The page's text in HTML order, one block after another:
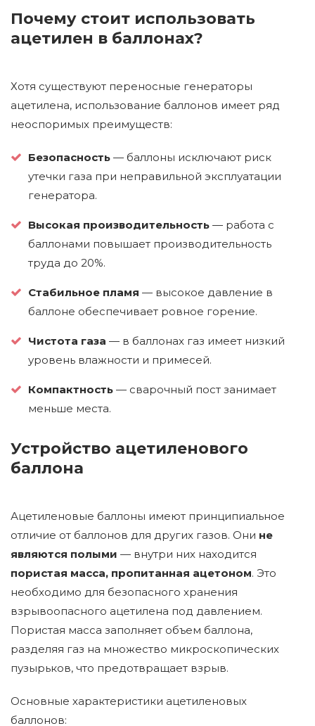
Почему стоит использовать
ацетилен в баллонах?
Хотя существуют переносные генераторы
ацетилена, использование баллонов имеет ряд
неоспоримых преимуществ:
Безопасность — баллоны исключают риск
утечки газа при неправильной эксплуатации
генератора.
Высокая производительность — работа с
баллонами повышает производительность
труда до 20%.
Стабильное пламя — высокое давление в
баллоне обеспечивает ровное горение.
Чистота газа — в баллонах газ имеет низкий
уровень влажности и примесей.
Компактность — сварочный пост занимает
меньше места.
Устройство ацетиленового
баллона
Ацетиленовые баллоны имеют принципиальное
отличие от баллонов для других газов. Они не
являются полыми — внутри них находится
пористая масса, пропитанная ацетоном. Это
необходимо для безопасного хранения
взрывоопасного ацетилена под давлением.
Пористая масса заполняет объем баллона,
разделяя газ на множество микроскопических
пузырьков, что предотвращает взрыв.
Основные характеристики ацетиленовых
баллонов: